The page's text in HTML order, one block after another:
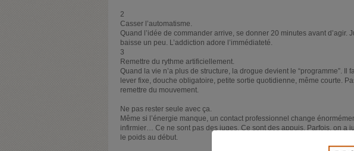
2
Casser l’automatisme.
Quand l’idée de commander arrive, se donner 20 minutes avant d’agir.
baisse un peu. L’addiction adore l’immédiateté.
3
Remettre du rythme artificiellement.
Quand la vie n’a plus de structure, la drogue devient le “programme”. Il
lever fixe, douche obligatoire, petite sortie quotidienne, même courte.
remettre du mouvement.
Ne pas rester seule avec ça.
Même si l’énergie manque, un contact professionnel change
infirmier… Ce ne sont pas des juges. Ce sont des appuis. Parfois, on a
le poids au début.